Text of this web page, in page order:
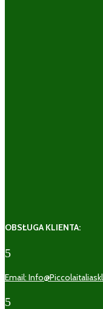
OBSŁUGA KLIENTA:
5
Email:
5